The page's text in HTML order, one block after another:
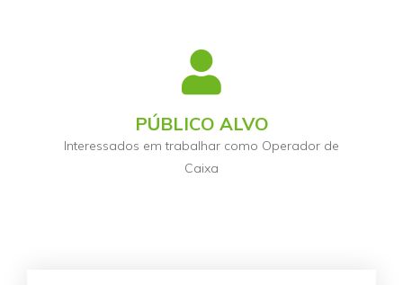
PÚBLICO ALVO
Interessados em trabalhar como Operador de
Caixa